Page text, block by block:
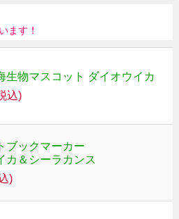
ます！
生物マスコット ダイオウイカ
込)
ブックマーカー
カ＆シーラカンス
)